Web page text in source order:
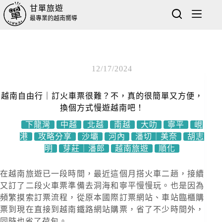
甘單旅遊
最專業的越南嚮導
12/17/2024
越南自由行｜訂火車票很難？不，真的很簡單又方便，
換個方式慢遊越南吧！
下龍灣
中越 北越 南越 大叻 寧平
峴
港
攻略分享 沙壩 河內 潘切｜美奈
胡志
明
芽莊｜潘郎 越南旅遊 順化
在越南旅遊已一段時間，最近這個月搭火車二趟，接續
又訂了二段火車票準備去洞海和寧平慢慢玩。也是因為
頻繁摸索訂票流程，從原本國際訂票網站、車站臨櫃購
票到現在直接到越南鐵路網站購票，省了不少時間外，